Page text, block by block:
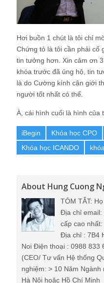
Hơi buồn 1 chút là tôi chỉ
Chứng tỏ là tôi cần phải cố
tin tưởng hơn. Xin cảm ơn
khóa trước đã ủng hộ, tin
là do Cường kính cận giới
người tốt nhất có thể.
À, cái hình cuối là hình của
iBegin Khóa học CPO
Khóa học ICANDO
About Hung Cuong
TÓM TẮT:
Địa chỉ email:
cấp cao
Địa chỉ : 7B4
Noi Điện thoại : 0988 833
(CEO/ Tư vấn Hệ thống
nghiệm: > 10 Năm
Hà Nội hoặc Hồ Chí Minh